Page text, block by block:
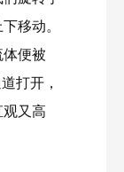
移动。
便被
打开，
又高